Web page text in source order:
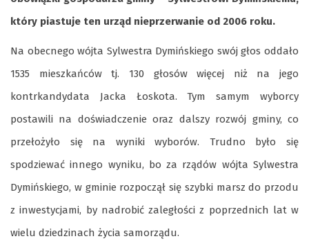
który piastuje ten urząd nieprzerwanie od 2006 roku.
Na obecnego wójta Sylwestra Dymińskiego swój głos oddało
1535 mieszkańców tj. 130 głosów więcej niż na jego
kontrkandydata Jacka Łoskota. Tym samym wyborcy
postawili na doświadczenie oraz dalszy rozwój gminy, co
przełożyło się na wyniki wyborów. Trudno było się
spodziewać innego wyniku, bo za rządów wójta Sylwestra
Dymińskiego, w gminie rozpoczął się szybki marsz do przodu
z inwestycjami, by nadrobić zaległości z poprzednich lat w
wielu dziedzinach życia samorządu.